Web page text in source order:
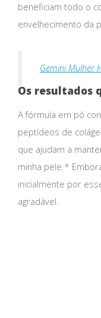
beneficiam todo o
envelhecimento da
Gemini Mulher
Os resultados
A fórmula em pó
peptídeos de
que ajudam a
minha pele.*
inicialmente por
agradável.